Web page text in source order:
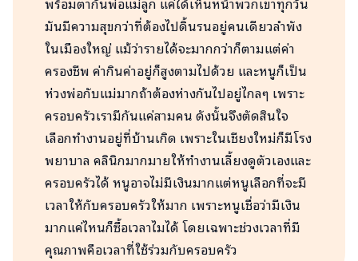
มันมีความสุขกว่าที่ต้องไปดิ้นรนอยู่คนเดียวลำพัง
ในเมืองใหญ่ แม้ว่ารายได้จะมากกว่าก็ตามแต่ค่า
ครองชีพ ค่ากินค่าอยู่ก็สูงตามไปด้วย และหนูก็เป็น
ห่วงพ่อกับแม่มากถ้าต้องห่างกันไปอยู่ไกลๆ เพราะ
ครอบครัวเรามีกันแค่สามคน ดังนั้นจึงตัดสินใจ
เลือกทำงานอยู่ที่บ้านเกิด เพราะในเชียงใหม่ก็มีโรง
พยาบาล คลินิกมากมายให้ทำงานเลี้ยงดูตัวเองและ
ครอบครัวได้ หนูอาจไม่มีเงินมากแต่หนูเลือกที่จะมี
เวลาให้กับครอบครัวให้มาก เพราะหนูเชื่อว่ามีเงิน
มากแค่ไหนก็ซื้อเวลาไมได้ โดยเฉพาะช่วงเวลาที่มี
คุณภาพคือเวลาที่ใช้ร่วมกับครอบครัว